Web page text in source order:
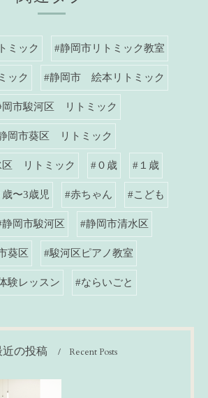
ミック #静岡市リトミック教室
ック #静岡市 絵本リトミック
岡市駿河区 リトミック
岡市葵区 リトミック
区 リトミック #０歳 #１歳
〜3歳児 #赤ちゃん #こども
静岡市駿河区 #静岡市清水区
葵区 #駿河区ピアノ教室
験レッスン #ならいごと
近の投稿 Recent Posts